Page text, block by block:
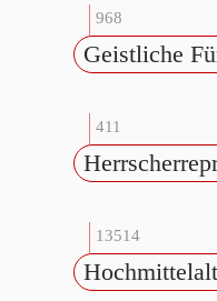
968
Geistliche
411
13514